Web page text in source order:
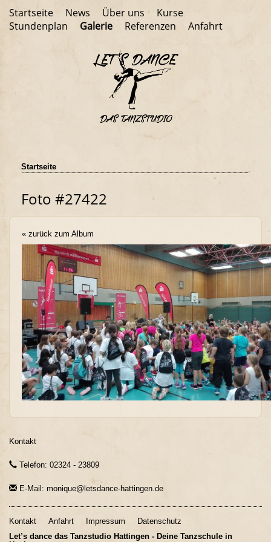
Startseite News Über uns
Kurse
Stundenplan
Galerie Referenzen Anfahrt
Startseite
Foto #27422
« zurück zum Album
Kontakt
Telefon: 02324 - 23809
E-Mail: monique@letsdance-hattingen.de
Kontakt Anfahrt Impressum
Datenschutz
Let’s dance das Tanzstudio Hattingen - Deine Tanzschule in